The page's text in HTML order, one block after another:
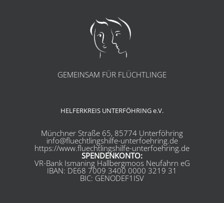
GEMEINSAM FÜR FLÜCHTLINGE
HELFERKREIS UNTERFÖHRING e.V.
Münchner Straße 65, 85774 Unterföhring
info@fluechtlingshilfe-unterfoehring.de
https://www.fluechtlingshilfe-unterfoehring.de
SPENDENKONTO:
VR-Bank Ismaning Hallbergmoos Neufahrn eG
IBAN: DE68 7009 3400 0000 3219 31
BIC: GENODEF1ISV